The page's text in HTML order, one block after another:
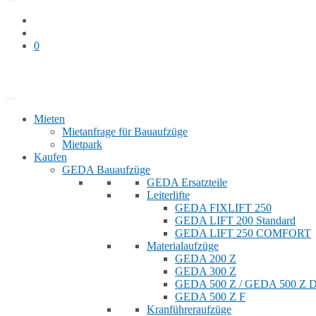
0
Mieten
Mietanfrage für Bauaufzüge
Mietpark
Kaufen
GEDA Bauaufzüge
GEDA Ersatzteile
Leiterlifte
GEDA FIXLIFT 250
GEDA LIFT 200 Standard
GEDA LIFT 250 COMFORT
Materialaufzüge
GEDA 200 Z
GEDA 300 Z
GEDA 500 Z / GEDA 500 Z
GEDA 500 Z F
Kranführeraufzüge